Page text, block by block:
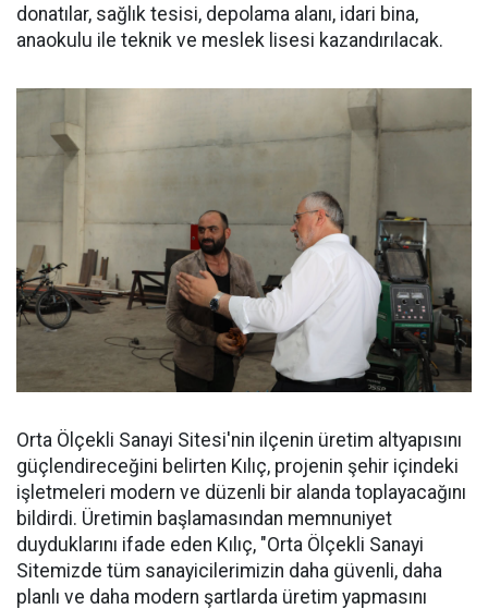
donatılar, sağlık tesisi, depolama alanı, idari bina,
anaokulu ile teknik ve meslek lisesi kazandırılacak.
Orta Ölçekli Sanayi Sitesi'nin ilçenin üretim altyapısını
güçlendireceğini belirten Kılıç, projenin şehir içindeki
işletmeleri modern ve düzenli bir alanda toplayacağını
bildirdi. Üretimin başlamasından memnuniyet
duyduklarını ifade eden Kılıç, "Orta Ölçekli Sanayi
Sitemizde tüm sanayicilerimizin daha güvenli, daha
planlı ve daha modern şartlarda üretim yapmasını